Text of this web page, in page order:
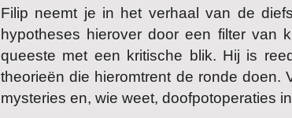
Filip neemt je in het verhaal van de
hypotheses hierover door een filter van
queeste met een kritische blik. Hij is
theorieën die hieromtrent de ronde doen.
mysteries en, wie weet, doofpotoperaties